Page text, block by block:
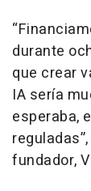
durante
que crear
IA sería
esperaba,
fundador,